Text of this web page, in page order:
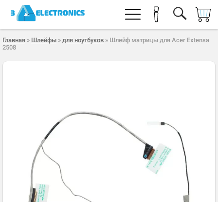
Главная » Шлейфы » для ноутбуков » Шлейф матрицы для Acer Extensa
2508